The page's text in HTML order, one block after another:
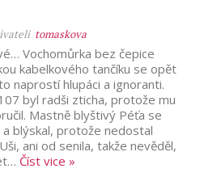
tomaskova
Vochomůrka bez čepice
kabelkového tančíku se opět
naprostí hlupáci a ignoranti.
byl radši zticha, protože mu
Mastně blyštivý Péťa se
blýskal, protože nedostal
ani od senila, takže nevěděl,
… Číst vice »